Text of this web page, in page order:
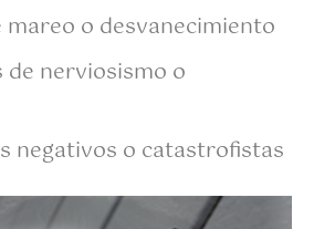
mareo o desvanecimiento
nerviosismo o
negativos o catastrofistas